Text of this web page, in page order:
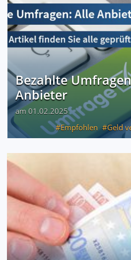
Bezahlte
Anbieter
am 01.02.2025
Empfohlen
Geld